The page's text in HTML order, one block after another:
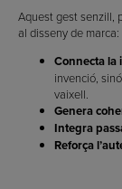
Aquest gest senzill,
al disseny de marca:
Connecta la
invenció,
vaixell.
Genera
Integra
Reforça